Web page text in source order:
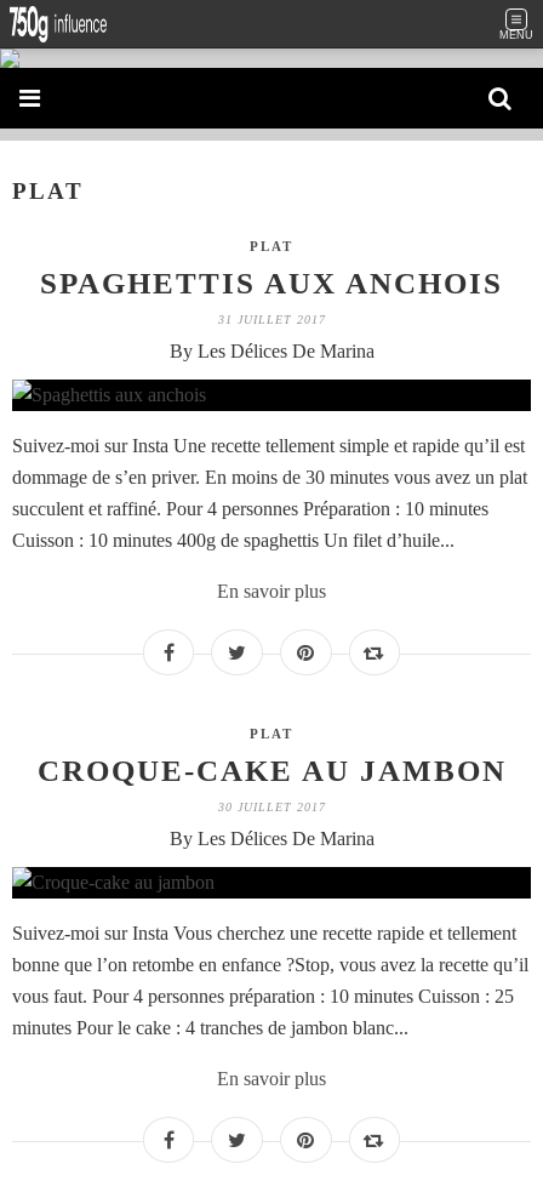
MENU
PLAT
PLAT
SPAGHETTIS AUX ANCHOIS
31 JUILLET 2017
By Les Délices De Marina
Suivez-moi sur Insta Une recette tellement simple et rapide qu’il est
dommage de s’en priver. En moins de 30 minutes vous avez un plat
succulent et raffiné. Pour 4 personnes Préparation : 10 minutes
Cuisson : 10 minutes 400g de spaghettis Un filet d’huile...
En savoir plus
PLAT
CROQUE-CAKE AU JAMBON
30 JUILLET 2017
By Les Délices De Marina
Suivez-moi sur Insta Vous cherchez une recette rapide et tellement
bonne que l’on retombe en enfance ?Stop, vous avez la recette qu’il
vous faut. Pour 4 personnes préparation : 10 minutes Cuisson : 25
minutes Pour le cake : 4 tranches de jambon blanc...
En savoir plus